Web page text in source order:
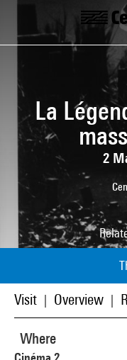
Skip to main content
Centre Pompidou
La
2
Visit Overview
Where